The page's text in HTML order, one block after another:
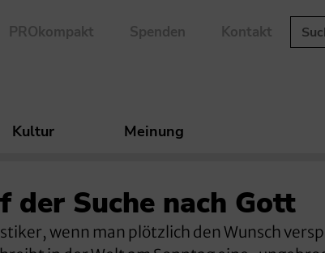
PROkompakt Spenden Kontakt
Kultur Meinung
der Suche nach Gott
wenn man plötzlich den Wunsch